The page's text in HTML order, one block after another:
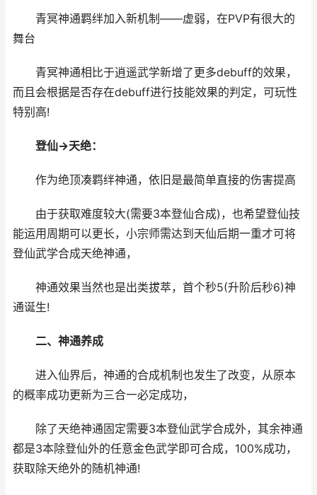
青冥神通羁绊加入新机制——虚弱，在PVP有很大的
舞台
青冥神通相比于逍遥武学新增了更多debuff的效果，
而且会根据是否存在debuff进行技能效果的判定，可玩性
特别高!
登仙→天绝：
作为绝顶凑羁绊神通，依旧是最简单直接的伤害提高
由于获取难度较大(需要3本登仙合成)，也希望登仙技
能运用周期可以更长，小宗师需达到天仙后期一重才可将
登仙武学合成天绝神通，
神通效果当然也是出类拔萃，首个秒5(升阶后秒6)神
通诞生!
二、神通养成
进入仙界后，神通的合成机制也发生了改变，从原本
的概率成功更新为三合一必定成功，
除了天绝神通固定需要3本登仙武学合成外，其余神通
都是3本除登仙外的任意金色武学即可合成，100%成功，
获取除天绝外的随机神通!